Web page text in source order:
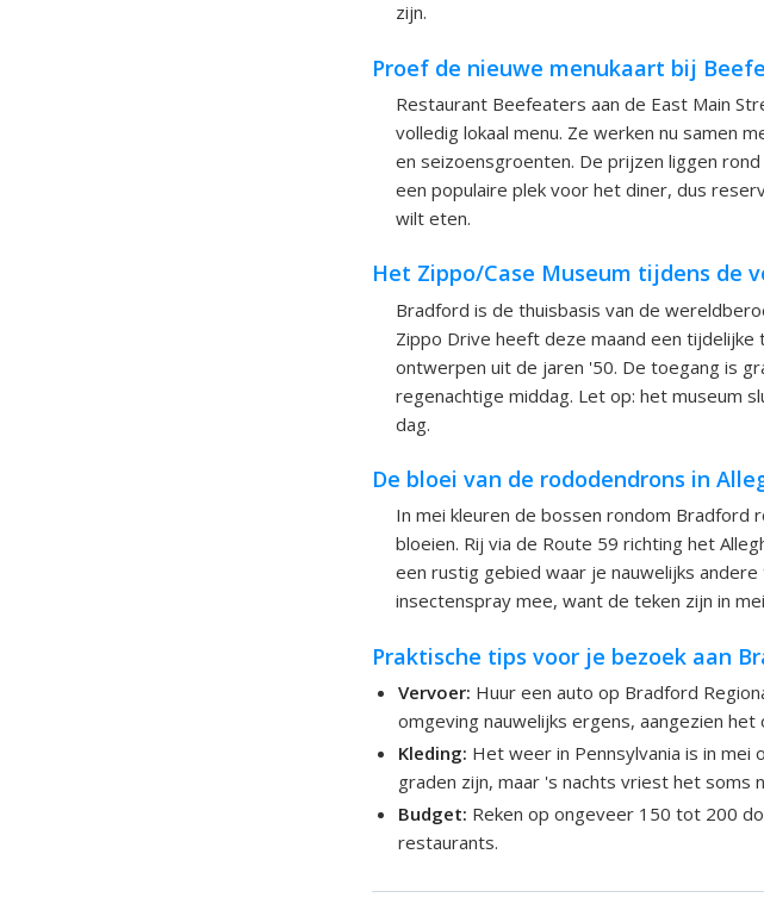
zijn.
Proef de nieuwe menukaart bij
Restaurant Beefeaters aan de East Main
volledig lokaal menu. Ze werken nu samen
en seizoensgroenten. De prijzen liggen
een populaire plek voor het diner, dus
wilt eten.
Het Zippo/Case Museum tijdens de
Bradford is de thuisbasis van de
Zippo Drive heeft deze maand een
ontwerpen uit de jaren '50. De toegang is
regenachtige middag. Let op: het museum
dag.
De bloei van de rododendrons in
In mei kleuren de bossen rondom
bloeien. Rij via de Route 59 richting het
een rustig gebied waar je nauwelijks
insectenspray mee, want de teken zijn in
Praktische tips voor je bezoek aan
Vervoer: Huur een auto op Bradford
omgeving nauwelijks ergens, aangezien
Kleding: Het weer in Pennsylvania is in mei
graden zijn, maar 's nachts vriest het soms
Budget: Reken op ongeveer 150 tot 200
restaurants.